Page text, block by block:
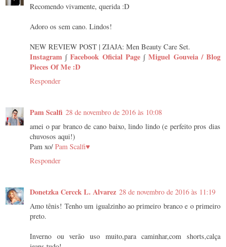
Recomendo vivamente, querida :D
Adoro os sem cano. Lindos!
NEW REVIEW POST | ZIAJA: Men Beauty Care Set.
Instagram ∫Facebook Oficial Page∫Miguel Gouveia / Blog
Pieces Of Me :D
Responder
Pam Scalfi 28 de novembro de 2016 às 10:08
amei o par branco de cano baixo, lindo lindo (e perfeito pros dias
chuvosos aqui!)
Pam xo/ Pam Scalfi♥
Responder
Donetzka Cercck L. Alvarez 28 de novembro de 2016 às 11:19
Amo tênis! Tenho um igualzinho ao primeiro branco e o primeiro
preto.
Inverno ou verão uso muito,para caminhar,com shorts,calça